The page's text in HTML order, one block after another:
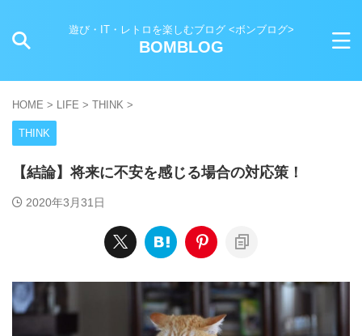
遊び・IT・レトロを楽しむブログ <ボンブログ>
BOMBLOG
HOME > LIFE > THINK >
THINK
【結論】将来に不安を感じる場合の対応策！
2020年3月31日